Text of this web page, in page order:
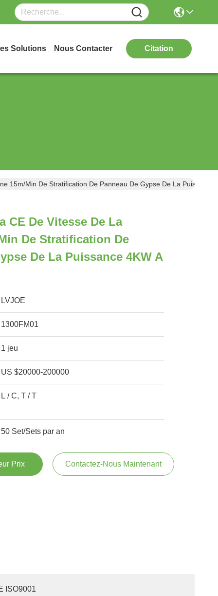
Solutions Nous Contacter Citation
15m/Min De Stratification De Panneau De Gypse De La Puissance
CE De Vitesse De La
De Stratification De
De La Puissance 4KW A
LVJOE
1300FM01
1 jeu
US $20000-200000
L / C, T / T
50 Set/Sets par an
Prix Contactez-Nous Maintenant
ISO9001